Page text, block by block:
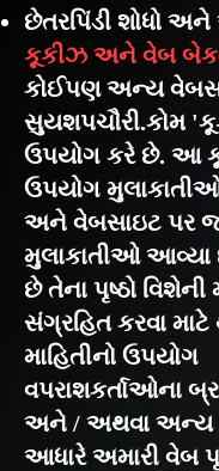
છેતરપિંડી શોધો અને
કૂકીઝ અને વેબ
કોઈપણ અન્ય
સુયશપચૌરી.કોમ
ઉપયોગ કરે છે. આ
ઉપયોગ
અને વેબસાઇટ પર
મુલાકાતીઓ આવ્યા
છે તેના પૃષ્ઠો વિશેની
સંગ્રહિત કરવા માટે
માહિતીનો ઉપયોગ
વપરાશકર્તાઓના
અને / અથવા અન્ય
આધારે અમારી વેબ